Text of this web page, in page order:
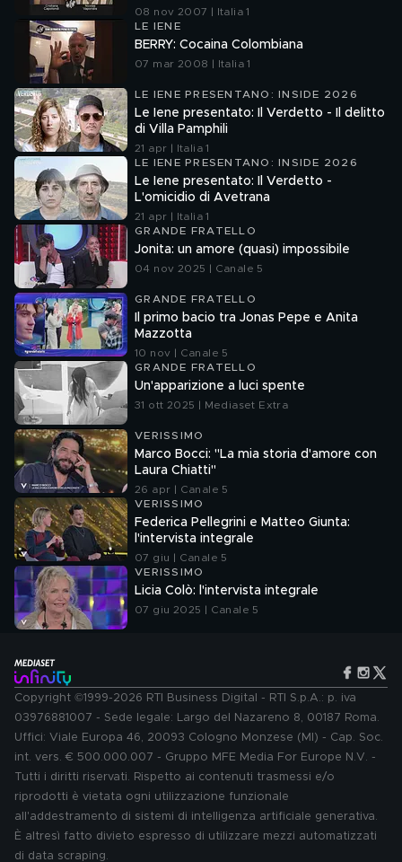
08 nov 2007 | Italia 1
LE IENE
BERRY: Cocaina Colombiana
07 mar 2008 | Italia 1
LE IENE PRESENTANO: INSIDE 2026
Le Iene presentato: Il Verdetto - Il delitto
di Villa Pamphili
21 apr | Italia 1
LE IENE PRESENTANO: INSIDE 2026
Le Iene presentato: Il Verdetto -
L'omicidio di Avetrana
21 apr | Italia 1
GRANDE FRATELLO
Jonita: un amore (quasi) impossibile
04 nov 2025 | Canale 5
GRANDE FRATELLO
Il primo bacio tra Jonas Pepe e Anita
Mazzotta
10 nov | Canale 5
GRANDE FRATELLO
Un'apparizione a luci spente
31 ott 2025 | Mediaset Extra
VERISSIMO
Marco Bocci: "La mia storia d'amore con
Laura Chiatti"
26 apr | Canale 5
VERISSIMO
Federica Pellegrini e Matteo Giunta:
l'intervista integrale
07 giu | Canale 5
VERISSIMO
Licia Colò: l'intervista integrale
07 giu 2025 | Canale 5
Copyright ©1999-2026 RTI Business Digital - RTI S.p.A.: p. iva
03976881007 - Sede legale: Largo del Nazareno 8, 00187 Roma.
Uffici: Viale Europa 46, 20093 Cologno Monzese (MI) - Cap. Soc.
int. vers. € 500.000.007 - Gruppo MFE Media For Europe N.V. -
Tutti i diritti riservati. Rispetto ai contenuti trasmessi e/o
riprodotti è vietata ogni utilizzazione funzionale
all'addestramento di sistemi di intelligenza artificiale generativa.
È altresì fatto divieto espresso di utilizzare mezzi automatizzati
di data scraping.